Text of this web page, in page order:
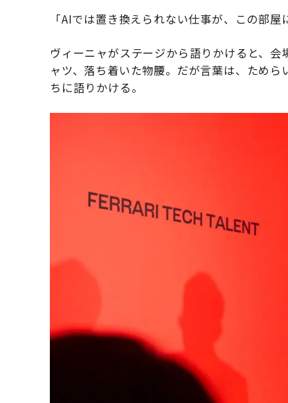
「AIでは置き換えられない仕事が、この部屋
ヴィーニャがステージから語りかけると、
ャツ、落ち着いた物腰。だが言葉は、ため
ちに語りかける。